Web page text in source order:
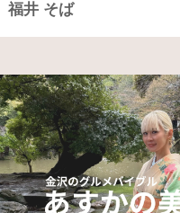
福井 そば